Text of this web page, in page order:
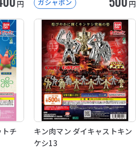
円 円
トチ
キン肉マン ダイキャストキン
ケシ13